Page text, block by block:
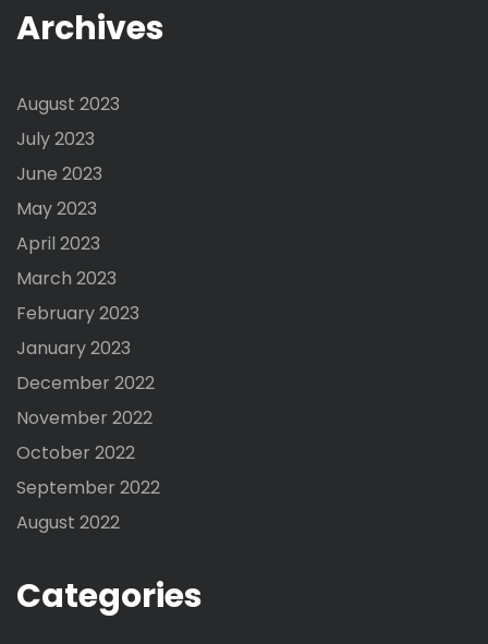
Archives
August 2023
July 2023
June 2023
May 2023
April 2023
March 2023
February 2023
January 2023
December 2022
November 2022
October 2022
September 2022
August 2022
Categories